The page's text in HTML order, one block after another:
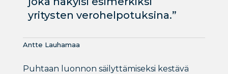
yritysten verohelpotuksina.”
Antte Lauhamaa
Puhtaan luonnon säilyttämiseksi kestävä